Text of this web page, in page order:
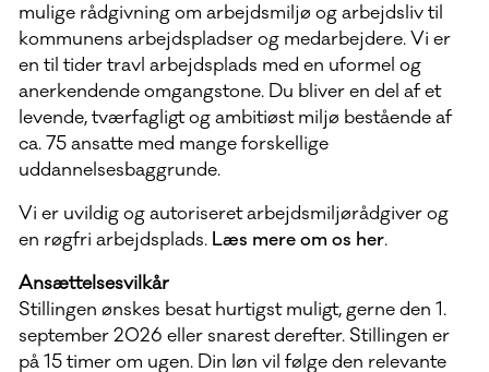
mulige rådgivning om arbejdsmiljø og arbejdsliv til
kommunens arbejdspladser og medarbejdere. Vi er
en til tider travl arbejdsplads med en uformel og
anerkendende omgangstone. Du bliver en del af et
levende, tværfagligt og ambitiøst miljø bestående af
ca. 75 ansatte med mange forskellige
uddannelsesbaggrunde.
Vi er uvildig og autoriseret arbejdsmiljørådgiver og
en røgfri arbejdsplads. Læs mere om os her.
Ansættelsesvilkår
Stillingen ønskes besat hurtigst muligt, gerne den 1.
september 2026 eller snarest derefter. Stillingen er
på 15 timer om ugen. Din løn vil følge den relevante